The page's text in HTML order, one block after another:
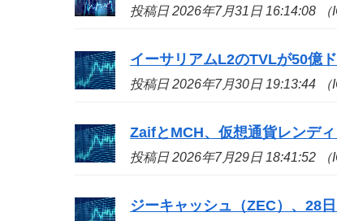
投稿日 2026年7月31日 16:14:08 （
イーサリアムL2のTVLが50億
投稿日 2026年7月30日 19:13:44 （
ZaifとMCH、仮想通貨レンデ
投稿日 2026年7月29日 18:41:52 （
ジーキャッシュ（ZEC）、28